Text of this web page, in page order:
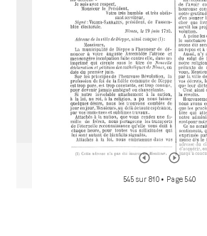
545 sur 810 • Page 540